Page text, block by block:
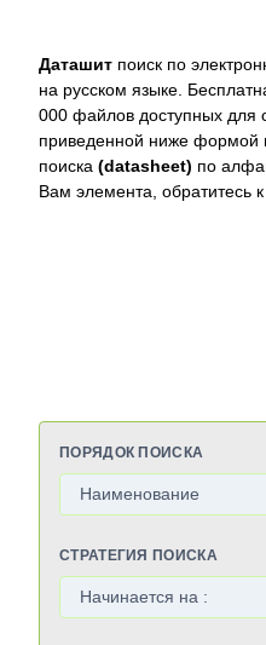
Даташит поиск по
на русском языке.
000 файлов доступных для
приведенной ниже формой
поиска (datasheet) по
Вам элемента, обратитесь к
ПОРЯДОК ПОИСКА
СТРАТЕГИЯ ПОИСКА